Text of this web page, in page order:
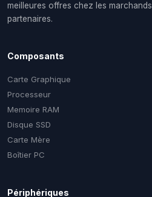
meilleures offres chez les marchands
partenaires.
Composants
Carte Graphique
Processeur
Memoire RAM
Disque SSD
Carte Mère
Boîtier PC
Périphériques